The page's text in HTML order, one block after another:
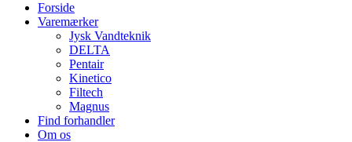
Forside
Varemærker
Jysk Vandteknik
DELTA
Pentair
Kinetico
Filtech
Magnus
Find forhandler
Om os